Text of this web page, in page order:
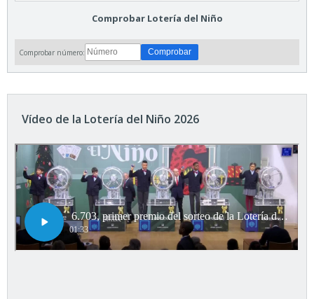
Comprobar Lotería del Niño
Comprobar número:
Vídeo de la Lotería del Niño 2026